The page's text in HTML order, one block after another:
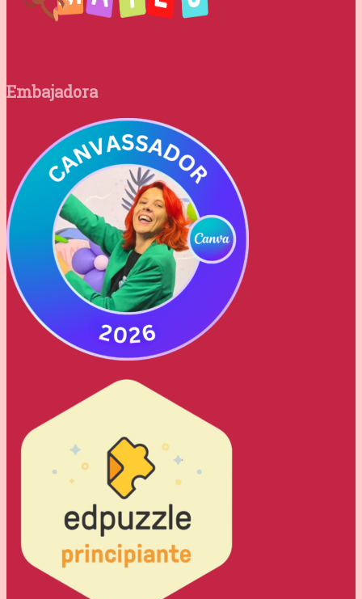
Embajadora